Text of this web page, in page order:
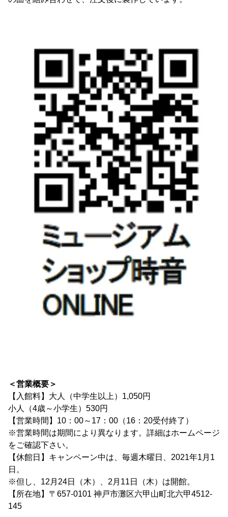
＜営業概要＞
【入館料】大人（中学生以上）1,050円
小人（4歳～小学生）530円
【営業時間】10：00～17：00（16：20受付終了）
※営業時間は期間により異なります。詳細はホームページ
をご確認下さい。
【休館日】キャンペーン中は、毎週木曜日、2021年1月1
日。
※但し、12月24日（木）、2月11日（木）は開館。
【所在地】〒657-0101 神戸市灘区六甲山町北六甲4512-
145